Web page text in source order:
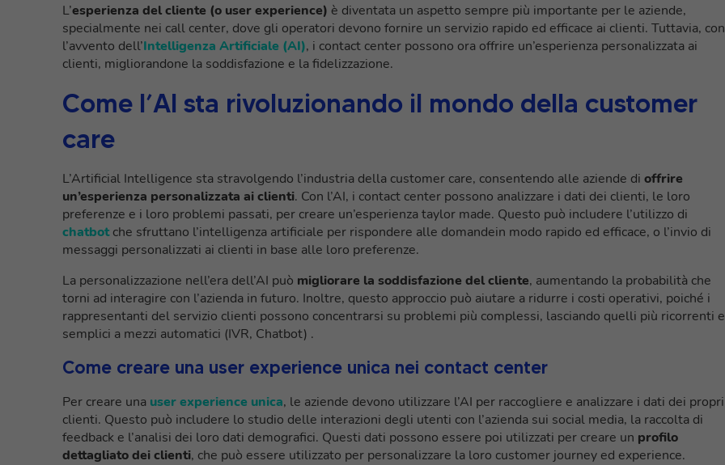
L’esperienza del cliente (o user experience) è diventata un aspetto sempre più importante per le aziende,
specialmente nei call center, dove gli operatori devono fornire un servizio rapido ed efficace ai clienti. Tuttavia, con
l’avvento dell’Intelligenza Artificiale (AI), i contact center possono ora offrire un’esperienza personalizzata ai
clienti, migliorandone la soddisfazione e la fidelizzazione.
Come l’AI sta rivoluzionando il mondo della customer
care
L’Artificial Intelligence sta stravolgendo l’industria della customer care, consentendo alle aziende di offrire
un’esperienza personalizzata ai clienti. Con l’AI, i contact center possono analizzare i dati dei clienti, le loro
preferenze e i loro problemi passati, per creare un’esperienza taylor made. Questo può includere l’utilizzo di
chatbot che sfruttano l’intelligenza artificiale per rispondere alle domandein modo rapido ed efficace, o l’invio di
messaggi personalizzati ai clienti in base alle loro preferenze.
La personalizzazione nell’era dell’AI può migliorare la soddisfazione del cliente, aumentando la probabilità che
torni ad interagire con l’azienda in futuro. Inoltre, questo approccio può aiutare a ridurre i costi operativi, poiché i
rappresentanti del servizio clienti possono concentrarsi su problemi più complessi, lasciando quelli più ricorrenti e
semplici a mezzi automatici (IVR, Chatbot) .
Come creare una user experience unica nei contact center
Per creare una user experience unica, le aziende devono utilizzare l’AI per raccogliere e analizzare i dati dei propri
clienti. Questo può includere lo studio delle interazioni degli utenti con l’azienda sui social media, la raccolta di
feedback e l’analisi dei loro dati demografici. Questi dati possono essere poi utilizzati per creare un profilo
dettagliato dei clienti, che può essere utilizzato per personalizzare la loro customer journey ed experience.